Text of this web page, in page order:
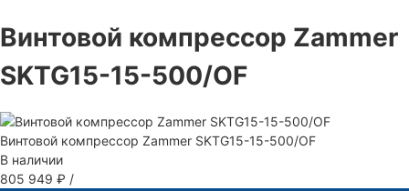
Винтовой компрессор Zammer
SKTG15-15-500/OF
Винтовой компрессор Zammer SKTG15-15-500/OF
В наличии
805 949 ₽ /